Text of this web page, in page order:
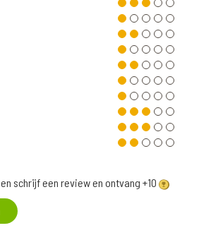
en schrijf een review en ontvang +10